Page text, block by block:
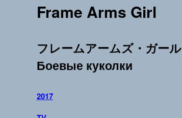
Frame Arms Girl
フレームアームズ・ガール
Боевые куколки
2017